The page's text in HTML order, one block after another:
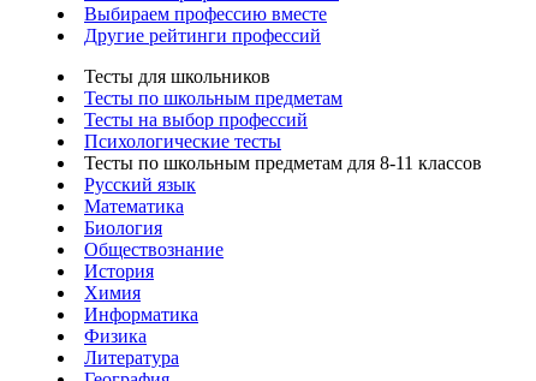
Выбираем профессию вместе
Другие рейтинги профессий
Тесты для школьников
Тесты по школьным предметам
Тесты на выбор профессий
Психологические тесты
Тесты по школьным предметам для 8-11 классов
Русский язык
Математика
Биология
Обществознание
История
Химия
Информатика
Физика
Литература